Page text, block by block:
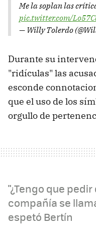
Me la soplan las
pic.twitter.com/
— Willy Tolerdo
Durante su
"ridículas" las
esconde
que el uso de los
orgullo de
"¿Tengo que
compañía se
espetó Bertín